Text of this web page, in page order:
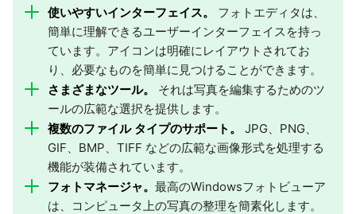
使いやすいインターフェイス。
フォトエディタは、
簡単に理解できるユーザーインターフェイスを持っ
ています。アイコンは明確にレイアウトされてお
り、必要なものを簡単に見つけることができます。
さまざまなツール。
それは写真を編集するためのツ
ールの広範な選択を提供します。
複数のファイル タイプのサポート。
JPG、PNG、
GIF、BMP、TIFF などの広範な画像形式を処理する
機能が装備されています。
フォトマネージャ。 最高のWindowsフォトビューア
は、コンピュータ上の写真の整理を簡素化します。